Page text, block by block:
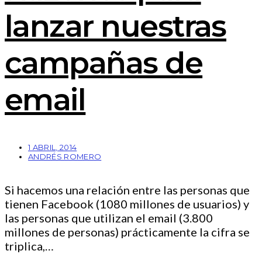
lanzar nuestras
campañas de
email
1 ABRIL, 2014
ANDRÉS ROMERO
Si hacemos una relación entre las personas que
tienen Facebook (1080 millones de usuarios) y
las personas que utilizan el email (3.800
millones de personas) prácticamente la cifra se
triplica,…